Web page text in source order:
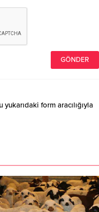
form aracılığıyla